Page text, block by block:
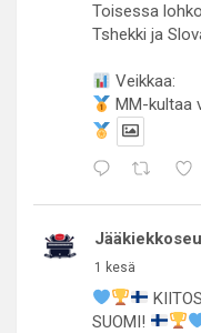
Toisessa
Tshekki ja
Veikkaa:
MM-kultaa
1 kesä
SUOMI!